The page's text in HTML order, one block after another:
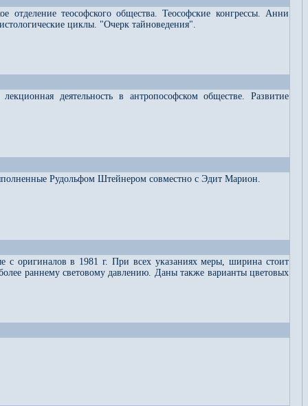
теософского общества. Теософские конгрессы. Анни
циклы. "Очерк тайноведения".
деятельность в антропософском обществе. Развитие
Рудольфом Штейнером совместно с Эдит Марион.
с оригиналов в 1981 г. При всех указаниях меры, ширина стоит
раннему световому давлению. Даны также варианты цветовых